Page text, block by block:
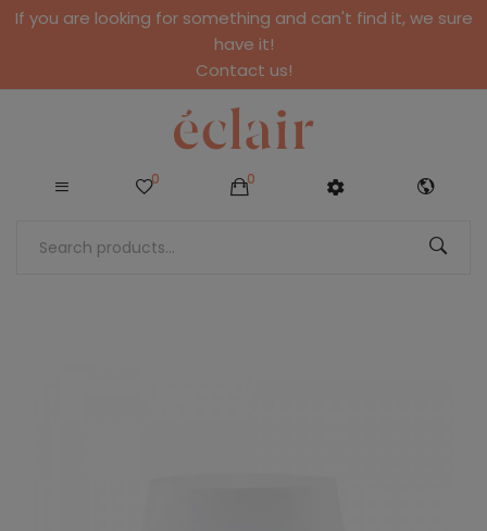
If you are looking for something and can't find it, we sure
have it!
Contact us!
0 0